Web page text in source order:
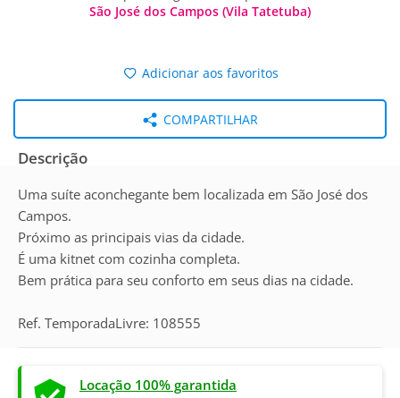
São José dos Campos (Vila Tatetuba)
Adicionar aos favoritos
COMPARTILHAR
Descrição
Uma suíte aconchegante bem localizada em São José dos
Campos.
Próximo as principais vias da cidade.
É uma kitnet com cozinha completa.
Bem prática para seu conforto em seus dias na cidade.
Ref. TemporadaLivre: 108555
Locação 100% garantida